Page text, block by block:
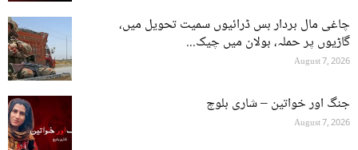
چاغی مال بردار بس ڈرائیوں سمیت تحویل میں،
گاڑیوں پر حملہ، بولان میں چیک...
August 7, 2026
جنگ اور خواتین – شاری بلوچ
August 7, 2026